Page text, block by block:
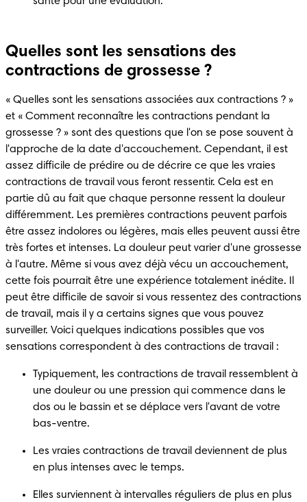
Quelles sont les sensations des
contractions de grossesse ?
« Quelles sont les sensations associées aux contractions ? »
et « Comment reconnaître les contractions pendant la
grossesse ? » sont des questions que l'on se pose souvent à
l'approche de la date d'accouchement. Cependant, il est
assez difficile de prédire ou de décrire ce que les vraies
contractions de travail vous feront ressentir. Cela est en
partie dû au fait que chaque personne ressent la douleur
différemment. Les premières contractions peuvent parfois
être assez indolores ou légères, mais elles peuvent aussi être
très fortes et intenses. La douleur peut varier d'une grossesse
à l'autre. Même si vous avez déjà vécu un accouchement,
cette fois pourrait être une expérience totalement inédite. Il
peut être difficile de savoir si vous ressentez des contractions
de travail, mais il y a certains signes que vous pouvez
surveiller. Voici quelques indications possibles que vos
sensations correspondent à des contractions de travail :
Typiquement, les contractions de travail ressemblent à
une douleur ou une pression qui commence dans le
dos ou le bassin et se déplace vers l'avant de votre
bas-ventre.
Les vraies contractions de travail deviennent de plus
en plus intenses avec le temps.
Elles surviennent à intervalles réguliers de plus en plus